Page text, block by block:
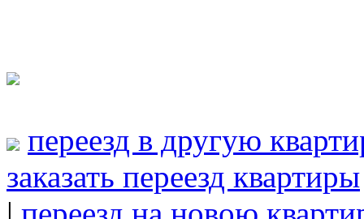
переезд в другую
заказать переезд квартиры